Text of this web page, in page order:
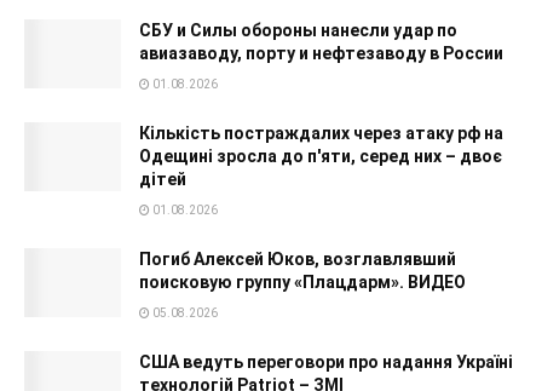
СБУ и Силы обороны нанесли удар по
авиазаводу, порту и нефтезаводу в России
01.08.2026
Кількість постраждалих через атаку рф на
Одещині зросла до п'яти, серед них – двоє
дітей
01.08.2026
Погиб Алексей Юков, возглавлявший
поисковую группу «Плацдарм». ВИДЕО
05.08.2026
США ведуть переговори про надання Україні
технологій Patriot – ЗМІ